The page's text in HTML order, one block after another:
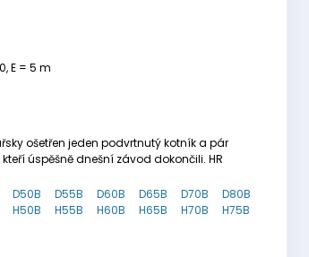
E = 5 m
ošetřen jeden podvrtnutý kotník a pár
úspěšně dnešní závod dokončili. HR
D50B D55B D60B D65B D70B
D80B
H50B H55B H60B H65B H70B
H75B